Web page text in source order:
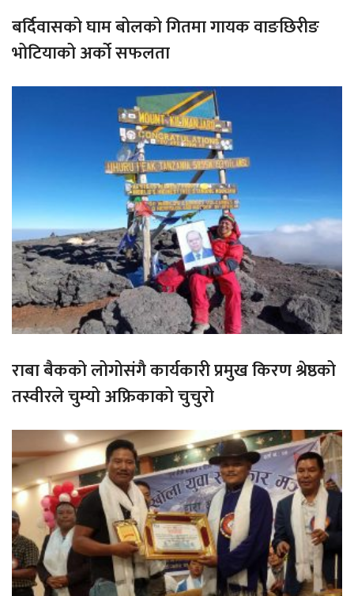
बर्दिवासको घाम बोलको गितमा गायक वाङछिरीङ
भोटियाको अर्को सफलता
राबा बैकको लोगोसंगै कार्यकारी प्रमुख किरण श्रेष्ठको
तस्वीरले चुम्यो अफ्रिकाको चुचुरो